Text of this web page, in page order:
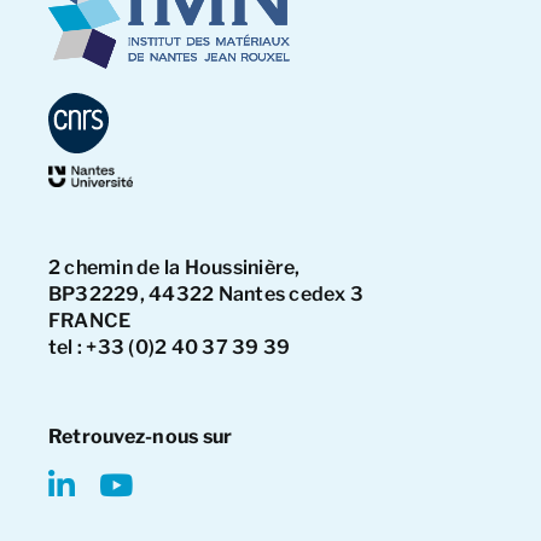
2 chemin de la Houssinière,
BP32229, 44322 Nantes cedex 3
FRANCE
tel : +33 (0)2 40 37 39 39
Retrouvez-nous sur